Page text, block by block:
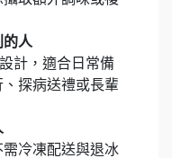
的人
計，適合日常備
探病送禮或長輩
冷凍配送與退冰